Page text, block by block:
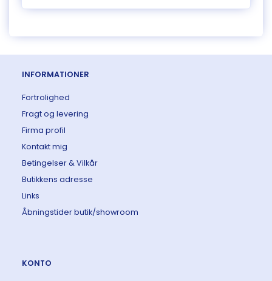
INFORMATIONER
Fortrolighed
Fragt og levering
Firma profil
Kontakt mig
Betingelser & Vilkår
Butikkens adresse
Links
Åbningstider butik/showroom
KONTO